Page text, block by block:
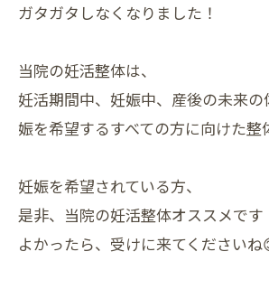
ガタガタしなくなりました！
当院の妊活整体は、
妊活期間中、妊娠中、産後の未来
娠を希望するすべての方に向けた整
妊娠を希望されている方、
是非、当院の妊活整体オススメです
よかったら、受けに来てくださいね